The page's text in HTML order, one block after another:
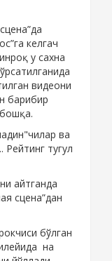
келгач
у сахна
видеони
барибир
ва
Рейтинг тугул
айтганда
сцена”дан
бўлган
на